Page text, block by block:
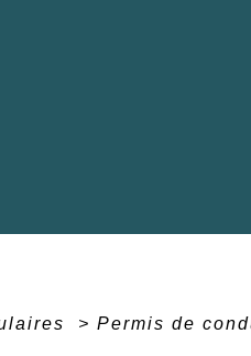
> Permis de